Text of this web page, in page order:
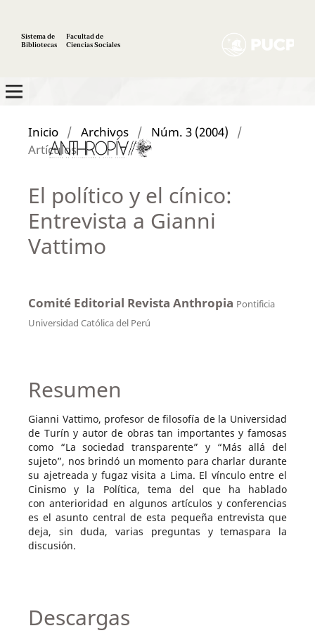
Sistema de
Bibliotecas
Facultad de
Ciencias Sociales
Inicio / Archivos / Núm. 3 (2004)
/
Artículos
El político y el cínico:
Entrevista a Gianni
Vattimo
Comité Editorial Revista Anthropia Pontificia
Universidad Católica del Perú
Resumen
Gianni Vattimo, profesor de filosofía de la Universidad
de Turín y autor de obras tan importantes y famosas
como “La sociedad transparente” y “Más allá del
sujeto”, nos brindó un momento para charlar durante
su ajetreada y fugaz visita a Lima. El vínculo entre el
Cinismo y la Política, tema del que ha hablado
con anterioridad en algunos artículos y conferencias
es el asunto central de esta pequeña entrevista que
deja, sin duda, varias preguntas y temaspara la
discusión.
Descargas